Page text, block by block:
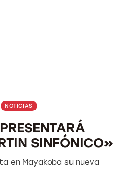
NOTICIAS
SINFÓNICO»
en Mayakoba su nueva